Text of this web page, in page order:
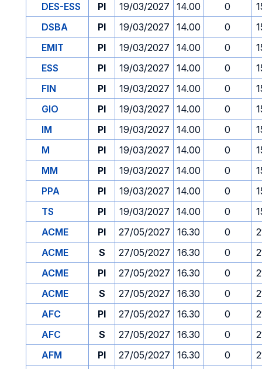
DES-ESS
PI 19/03/2027 14.00 0
DSBA
PI 19/03/2027 14.00 0
EMIT
PI 19/03/2027 14.00 0
ESS
PI 19/03/2027 14.00 0
FIN
PI 19/03/2027 14.00 0
GIO
PI 19/03/2027 14.00 0
IM
PI 19/03/2027 14.00 0
M
PI 19/03/2027 14.00 0
MM
PI 19/03/2027 14.00 0
PPA
PI 19/03/2027 14.00 0
TS
PI 19/03/2027 14.00 0
ACME
PI 27/05/2027 16.30 0
ACME
S 27/05/2027 16.30 0
ACME
PI 27/05/2027 16.30 0
ACME
S 27/05/2027 16.30 0
AFC
PI 27/05/2027 16.30 0
AFC
S 27/05/2027 16.30 0
AFM
PI 27/05/2027 16.30 0